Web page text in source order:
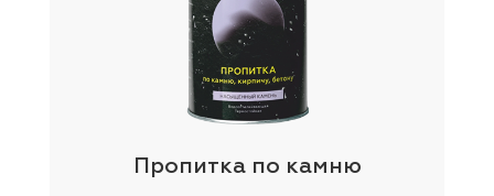
Пропитка по камню